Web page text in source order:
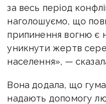
за весь період
наголошуємо, що
припинення вогню є
уникнути жертв
населення», —
Вона додала, що
надають допомогу